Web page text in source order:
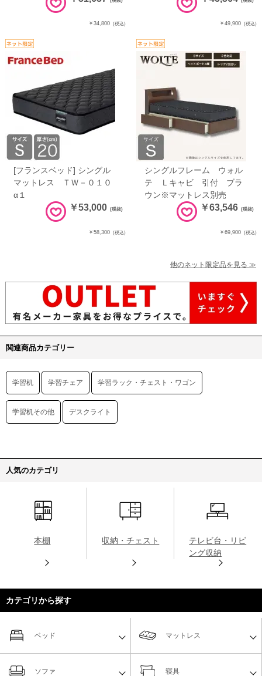
￥34,800 (税込) ￥49,900 (税込)
[フランスベッド] シングル
マットレス ＴＷ－０１０
α１
￥53,000 (税抜)
￥58,300 (税込)
シングルフレーム ウォル
テ Ｌキャビ 引付 ブラ
ウン※マットレス別売
￥63,546 (税抜)
￥69,900 (税込)
他のネット限定品を見る ≫
関連商品カテゴリー
学習机 学習チェア 学習ラック・チェスト・ワゴン
学習机その他 デスクライト
人気のカテゴリ
本棚 収納・チェスト
テレビ台・リビ
ング収納
カテゴリから探す
ベッド マットレス
ソファ 寝具